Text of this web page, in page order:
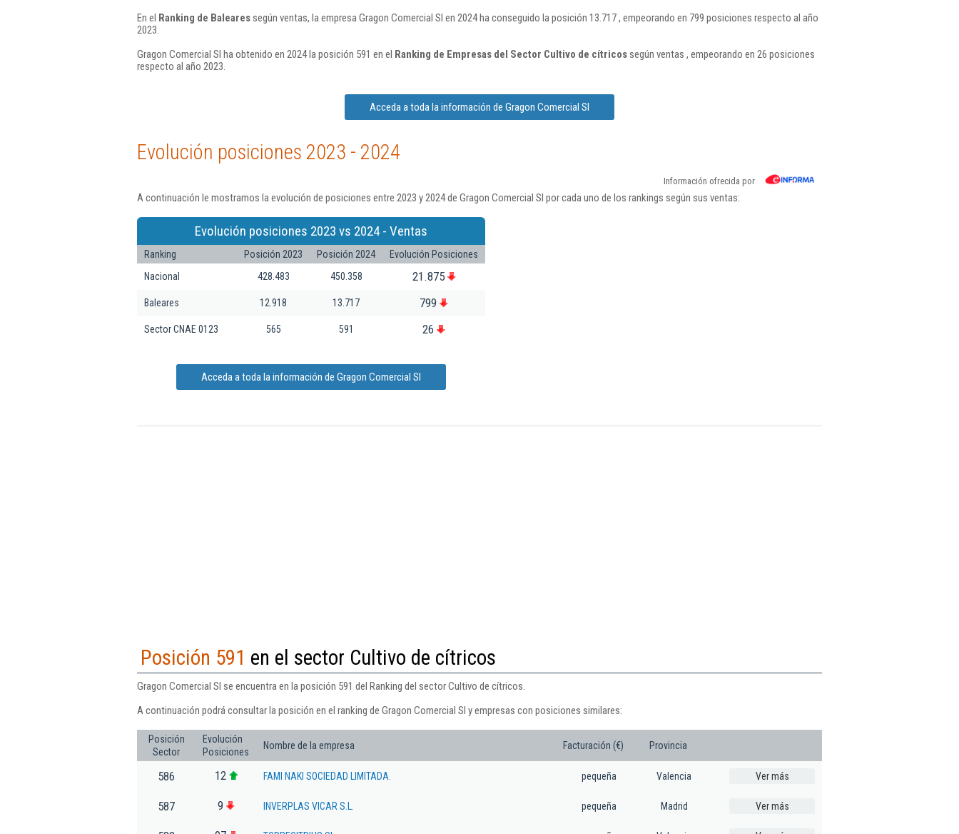
En el Ranking de Balearessegún ventas, la empresa Gragon Comercial Sl en 2024 ha conseguido la posición 13.717 , empeorando en 799 posiciones respecto al año
2023.
Gragon Comercial Sl ha obtenido en 2024 la posición 591 en el Ranking de Empresas del Sector Cultivo de cítricossegún ventas , empeorando en 26 posiciones
respecto al año 2023.
Acceda a toda la información de Gragon Comercial Sl
Evolución posiciones 2023 - 2024
Información ofrecida por
A continuación le mostramos la evolución de posiciones entre 2023 y 2024 de Gragon Comercial Sl por cada uno de los rankings según sus ventas:
Evolución posiciones 2023 vs 2024 - Ventas
Ranking Posición 2023 Posición 2024
Evolución Posiciones
Nacional
428.483 450.358 21.875
Baleares 12.918 13.717 799
Sector CNAE 0123 565 591 26
Acceda a toda la información de Gragon Comercial Sl
Posición 591 en el sector Cultivo de cítricos
Gragon Comercial Sl se encuentra en la posición 591 del Ranking del sector Cultivo de cítricos.
A continuación podrá consultar la posición en el ranking de Gragon Comercial Sl y empresas con posiciones similares:
Posición
Sector
Evolución
Posiciones
Nombre de la empresa Facturación (€) Provincia
586 12 FAMI NAKI SOCIEDAD LIMITADA. pequeña Valencia Ver más
587 9 INVERPLAS VICAR S.L. pequeña Madrid Ver más